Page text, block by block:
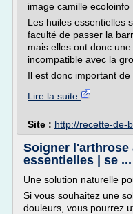
image camille ecoloinfo
Les huiles essentielles
faculté de passer la
mais elles ont donc
incompatible avec la
Il est donc important de
Lire la suite
Site : http://recette-de-
Soigner l'arthrose
essentielles | se ...
Une solution naturelle
Si vous souhaitez une
douleurs, vous pourrez